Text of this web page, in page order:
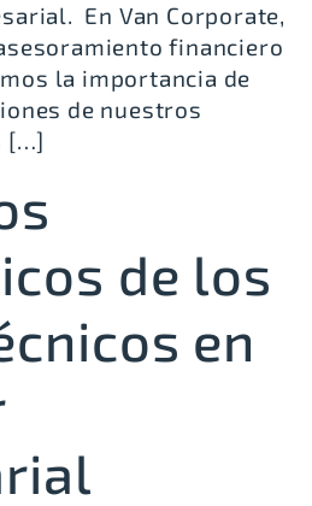
En Van Corporate,
financiero
la importancia de
de nuestros
[…]
de los
en